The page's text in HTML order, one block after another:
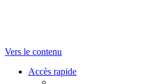
Vers le contenu
Accès rapide